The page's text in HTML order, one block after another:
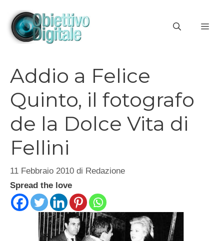
contenuto
Addio a Felice
Quinto, il fotografo
de la Dolce Vita di
Fellini
11 Febbraio 2010 di Redazione
Spread the love